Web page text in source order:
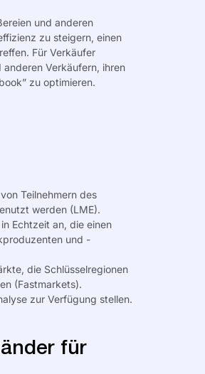
und anderen
zu steigern, einen
Für Verkäufer
anderen Verkäufern, ihren
zu optimieren.
Teilnehmern des
werden (LME).
Echtzeit an, die einen
und -
die Schlüsselregionen
(Fastmarkets).
zur Verfügung stellen.
für